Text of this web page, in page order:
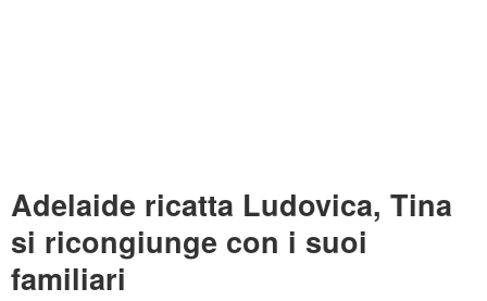
Adelaide ricatta Ludovica, Tina
si ricongiunge con i suoi
familiari